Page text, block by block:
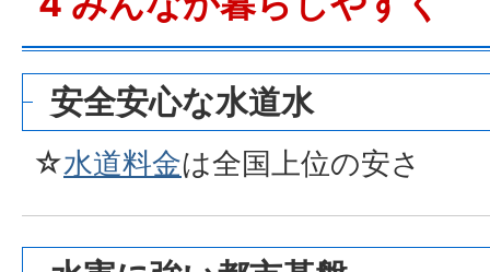
安全安心な水道水
☆水道料金は全国上位の安さ